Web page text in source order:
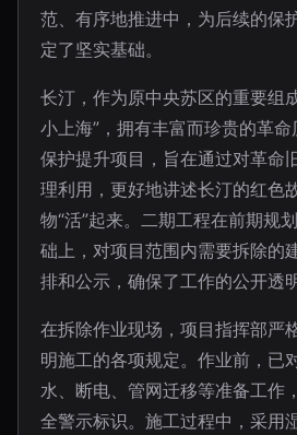
范、有序地推进中，为后续的保
定了坚实基础。
长汀，作为原中央苏区的重要组
小上海”，拥有丰富而珍贵的革
保护提升项目，旨在通过对革命
理利用，更好地讲述长汀的红色
物“活”起来。二期工程在前期规
础上，对项目范围内需要拆除的
排和公示，确保了工作的公开透
在拆除作业现场，项目指挥部严
明施工的各项规定。作业前，已
水、断电、管网迁移等准备工作
全警示标识。施工过程中，采用